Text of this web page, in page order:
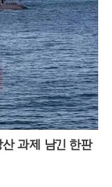
과제 남긴 한판